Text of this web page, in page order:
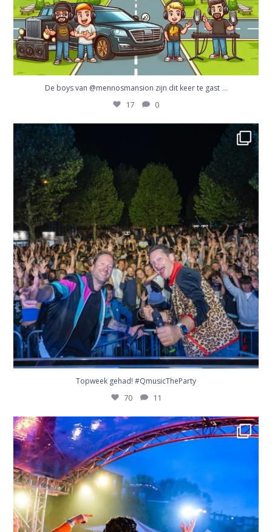
De boys van @mennosmansion zijn dit keer te gast ...
17 0
Topweek gehad! #QmusicTheParty
70 11
Kingsday dump. Waanzinnig! #QmusicTheParty...
63 3